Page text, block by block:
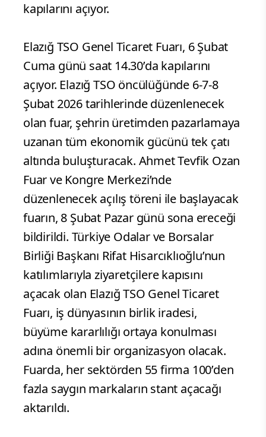
kapılarını açıyor.
Elazığ TSO Genel Ticaret Fuarı, 6 Şubat
Cuma günü saat 14.30’da kapılarını
açıyor. Elazığ TSO öncülüğünde 6-7-8
Şubat 2026 tarihlerinde düzenlenecek
olan fuar, şehrin üretimden pazarlamaya
uzanan tüm ekonomik gücünü tek çatı
altında buluşturacak. Ahmet Tevfik Ozan
Fuar ve Kongre Merkezi’nde
düzenlenecek açılış töreni ile başlayacak
fuarın, 8 Şubat Pazar günü sona ereceği
bildirildi. Türkiye Odalar ve Borsalar
Birliği Başkanı Rifat Hisarcıklıoğlu’nun
katılımlarıyla ziyaretçilere kapısını
açacak olan Elazığ TSO Genel Ticaret
Fuarı, iş dünyasının birlik iradesi,
büyüme kararlılığı ortaya konulması
adına önemli bir organizasyon olacak.
Fuarda, her sektörden 55 firma 100’den
fazla saygın markaların stant açacağı
aktarıldı.